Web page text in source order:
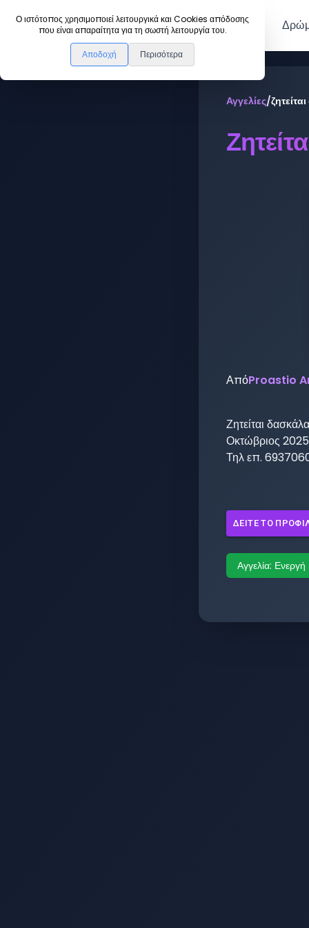
Ο ιστότοπος χρησιμοποιεί λειτουργικά και Cookies απόδοσης
που είναι απαραίτητα για τη σωστή λειτουργία του.
Αποδοχή Περισότερα
DanceLink Μέλη
Αγγελίες/
ΑπόProastio
Ζητείται
Οκτώβριος
Τηλ επ.
ΔΕΊΤΕ ΤΟ
Αγγελία: Ενεργή